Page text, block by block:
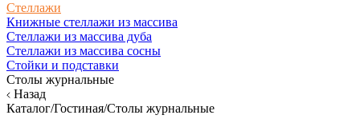
Стеллажи
Книжные стеллажи из массива
Стеллажи из массива дуба
Стеллажи из массива сосны
Стойки и подставки
Столы журнальные
Назад
Каталог/Гостиная/Столы журнальные